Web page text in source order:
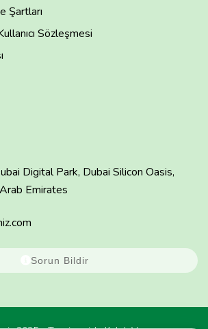
Şartları
Sözleşmesi
Digital Park, Dubai Silicon Oasis,
Emirates
Sorun Bildir